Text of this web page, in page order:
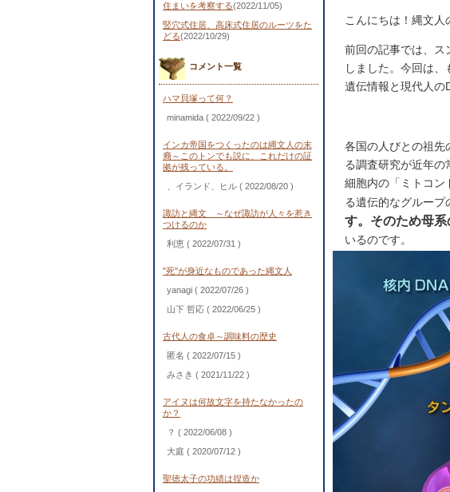
住まいを考察する(2022/11/05)
竪穴式住居、高床式住居のルーツをた
どる(2022/10/29)
コメント一覧
ハマ貝塚って何？
minamida ( 2022/09/22 )
インカ帝国をつくったのは縄文人の末
裔～このトンでも説に、これだけの証
拠が残っている。
、イランド、ヒル ( 2022/08/20 )
諏訪と縄文 ～なぜ諏訪が人々を惹き
つけるのか
利恵 ( 2022/07/31 )
"死"が身近なものであった縄文人
yanagi ( 2022/07/26 )
山下 哲応 ( 2022/06/25 )
古代人の食卓～調味料の歴史
匿名 ( 2022/07/15 )
みさき ( 2021/11/22 )
アイヌは何故文字を持たなかったの
か？
？ ( 2022/06/08 )
大庭 ( 2020/07/12 )
聖徳太子の功績は捏造か
こんにちは！縄文人
前回の記事では、
しました。今回は
遺伝情報と現代人の
各国の人びとの祖先
る調査研究が近年
細胞内の「ミトコン
る遺伝的なグループ
す。そのため母
いるのです。